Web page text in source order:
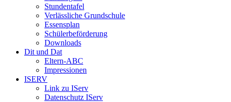
Stundentafel
Verlässliche Grundschule
Essensplan
Schülerbeförderung
Downloads
Dit und Dat
Eltern-ABC
Impressionen
ISERV
Link zu IServ
Datenschutz IServ